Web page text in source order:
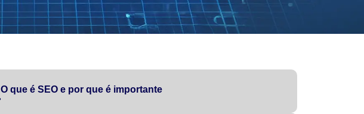
O que é SEO e por que é importante